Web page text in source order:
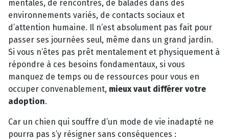
mentales, de rencontres, de balades dans des
environnements variés, de contacts sociaux et
d’attention humaine. Il n’est absolument pas fait pour
passer ses journées seul, même dans un grand jardin.
Si vous n’êtes pas prêt mentalement et physiquement à
répondre à ces besoins fondamentaux, si vous
manquez de temps ou de ressources pour vous en
occuper convenablement, mieux vaut différer votre
adoption.
Car un chien qui souffre d’un mode de vie inadapté ne
pourra pas s’y résigner sans conséquences :